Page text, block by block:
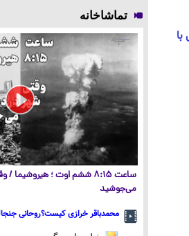
تماشاخانه
ساعت ۸:۱۵ ششم اوت ؛
می‌جوشید
محمدباقر خرازی کیست؟روحانی